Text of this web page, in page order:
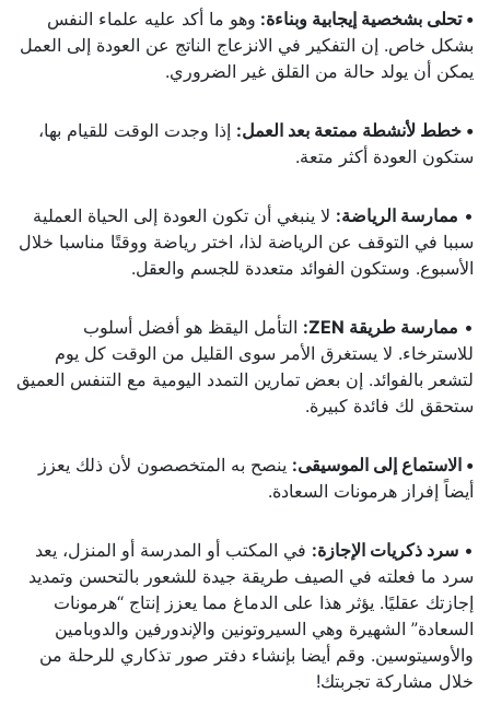
• تحلى بشخصية إيجابية وبناءة: وهو ما أكد عليه علماء النفس
بشكل خاص. إن التفكير في الانزعاج الناتج عن العودة إلى العمل
يمكن أن يولد حالة من القلق غير الضروري.
• خطط لأنشطة ممتعة بعد العمل: إذا وجدت الوقت للقيام بها،
ستكون العودة أكثر متعة.
• ممارسة الرياضة: لا ينبغي أن تكون العودة إلى الحياة العملية
سببا في التوقف عن الرياضة لذا، اختر رياضة ووقتًا مناسبا خلال
الأسبوع. وستكون الفوائد متعددة للجسم والعقل.
• ممارسة طريقة ZEN:
التأمل اليقظ هو أفضل أسلوب
للاسترخاء. لا يستغرق الأمر سوى القليل من الوقت كل يوم
لتشعر بالفوائد. إن بعض تمارين التمدد اليومية مع التنفس العميق
ستحقق لك فائدة كبيرة.
• الاستماع إلى الموسيقى: ينصح به المتخصصون لأن ذلك يعزز
أيضاً إفراز هرمونات السعادة.
• سرد ذكريات الإجازة: في المكتب أو المدرسة أو المنزل، يعد
سرد ما فعلته في الصيف طريقة جيدة للشعور بالتحسن وتمديد
إجازتك عقليًا. يؤثر هذا على الدماغ مما يعزز إنتاج “هرمونات
السعادة” الشهيرة وهي السيروتونين والإندورفين والدوبامين
والأوسيتوسين. وقم أيضا بإنشاء دفتر صور تذكاري للرحلة من
خلال مشاركة تجربتك!